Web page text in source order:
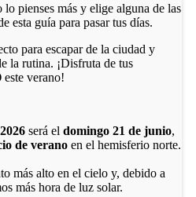
pienses más y elige alguna de las
esta guía para pasar tus días.
para escapar de la ciudad y
la rutina. ¡Disfruta de tus
este verano!
será el domingo 21 de junio,
de veranoen el hemisferio norte.
más alto en el cielo y, debido a
más hora de luz solar.